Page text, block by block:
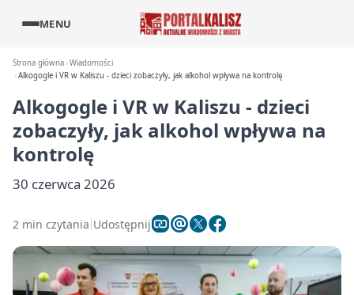
MENU
Strona główna Wiadomości
Alkogogle i VR w Kaliszu - dzieci zobaczyły, jak alkohol wpływa na kontrolę
Alkogogle i VR w Kaliszu - dzieci
zobaczyły, jak alkohol wpływa na
kontrolę
30 czerwca 2026
2 min czytania Udostępnij